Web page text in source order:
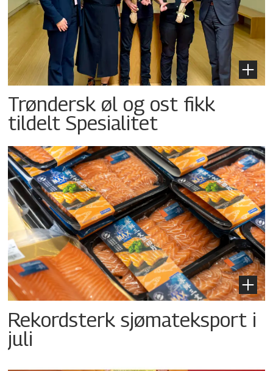
Trøndersk øl og ost fikk
tildelt Spesialitet
Rekordsterk sjømateksport i
juli